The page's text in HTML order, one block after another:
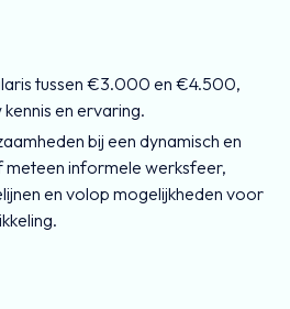
tussen €3.000 en €4.500,
en ervaring.
bij een dynamisch en
meteen informele werksfeer,
en volop mogelijkheden voor